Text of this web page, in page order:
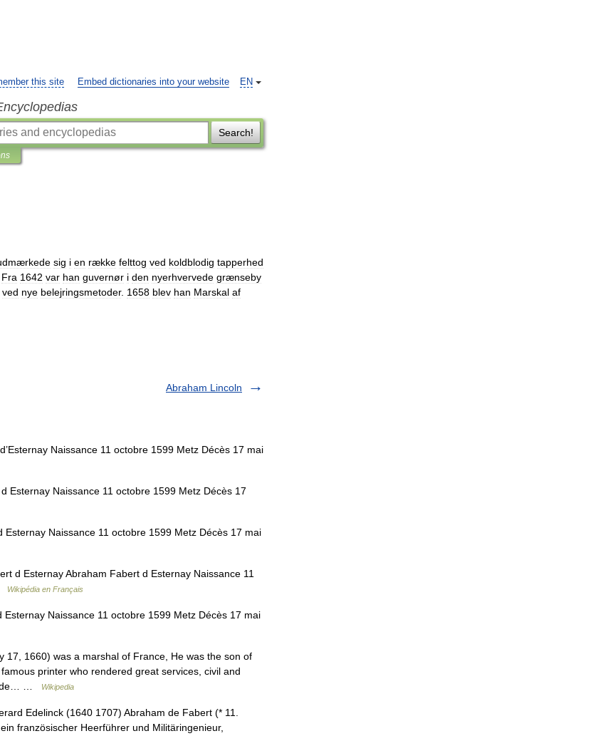
EN
this site Embed dictionaries into your website
Search!
sig i en række felttog ved koldblodig tapperhed
Fra 1642 var han guvernør i den nyerhvervede grænseby
ved nye belejringsmetoder. 1658 blev han Marskal af
Abraham Lincoln
Naissance 11 octobre 1599 Metz Décès 17 mai
Esternay Naissance 11 octobre 1599 Metz Décès 17
Naissance 11 octobre 1599 Metz Décès 17 mai
d Esternay Abraham Fabert d Esternay Naissance 11
Wikipédia en Français
Naissance 11 octobre 1599 Metz Décès 17 mai
1660) was a marshal of France, He was the son of
printer who rendered great services, civil and
de… …
Wikipedia
Edelinck (1640 1707) Abraham de Fabert (* 11.
französischer Heerführer und Militäringenieur,